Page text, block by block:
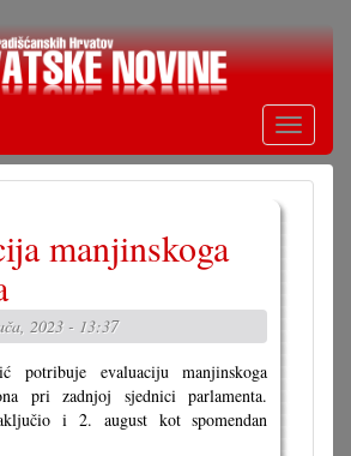
Toggle
manjinskoga
2023 - 13:37
potribuje evaluaciju manjinskoga
pri zadnjoj sjednici parlamenta.
i 2. august kot spomendan